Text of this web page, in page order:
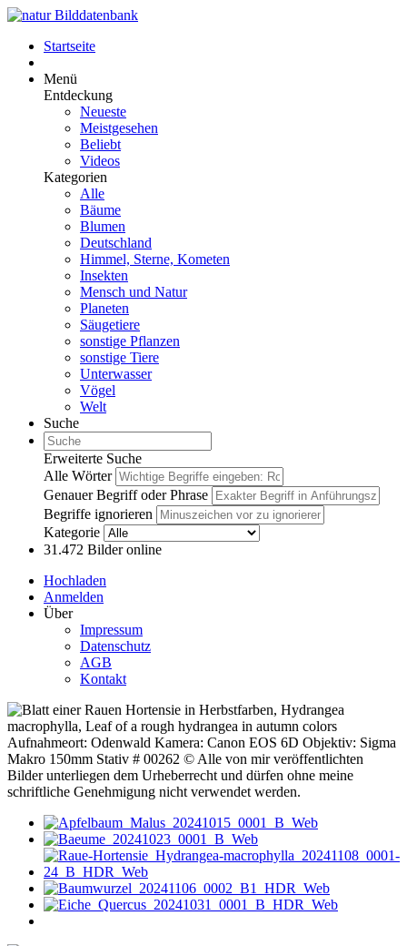
Startseite
Menü
Entdeckung
Neueste
Meistgesehen
Beliebt
Videos
Kategorien
Alle
Bäume
Blumen
Deutschland
Himmel, Sterne, Kometen
Insekten
Mensch und Natur
Planeten
Säugetiere
sonstige Pflanzen
sonstige Tiere
Unterwasser
Vögel
Welt
Suche
Erweiterte Suche
Alle Wörter
Genauer Begriff oder Phrase
Begriffe ignorieren
Kategorie
31.472 Bilder online
Hochladen
Anmelden
Über
Impressum
Datenschutz
AGB
Kontakt